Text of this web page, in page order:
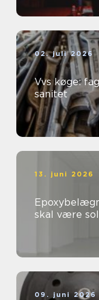
02. juli 2026
Vvs køge:
sanitet
13. juni 2026
skal være
09. juni 2026